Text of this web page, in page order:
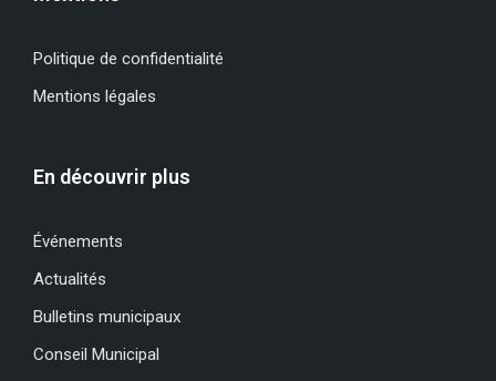
Politique de confidentialité
Mentions légales
En découvrir plus
Événements
Actualités
Bulletins municipaux
Conseil Municipal